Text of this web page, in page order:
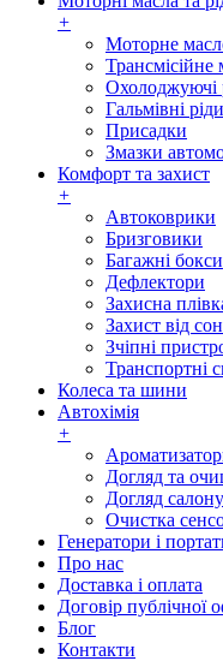
+
Моторне
Трансмісійне
Охолоджуючі
Гальмівні
Присадки
Змазки
Комфорт та захист
+
Автоковрики
Бризговики
Багажні бокси
Дефлектори
Захисна
Захист від
Зчіпні
Транспортні
Колеса та шини
Автохімія
+
Догляд та
Догляд салону
Очистка
Генератори і
Про нас
Доставка і оплата
Договір публічної
Блог
Контакти